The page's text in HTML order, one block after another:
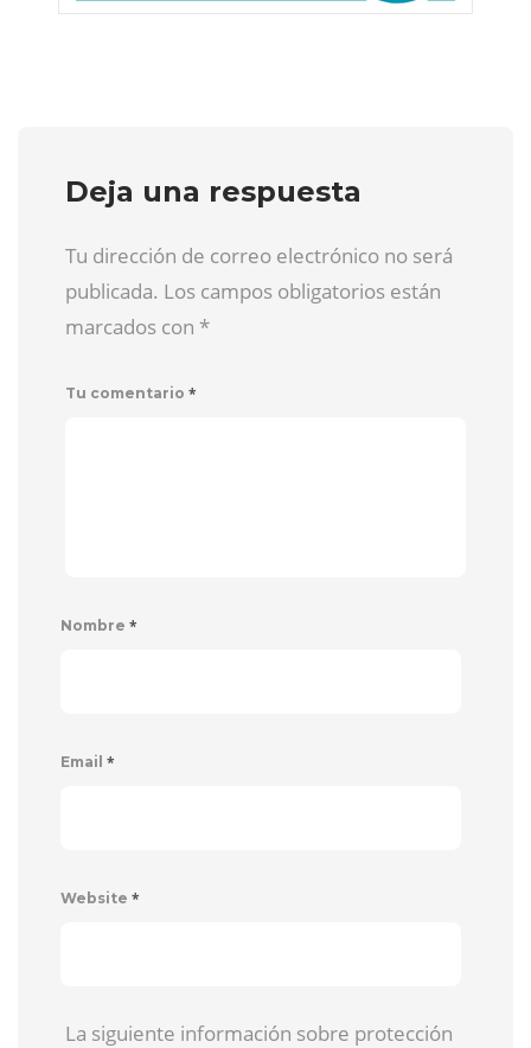
Deja una respuesta
Tu dirección de correo electrónico no será
publicada. Los campos obligatorios están
marcados con *
Tu comentario *
Nombre *
Email *
Website *
La siguiente información sobre protección